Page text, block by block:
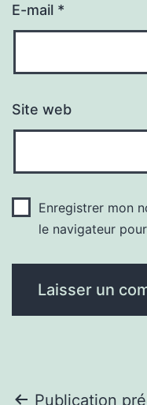
E-mail *
Site web
Enregistrer mon
le navigateur
Publication